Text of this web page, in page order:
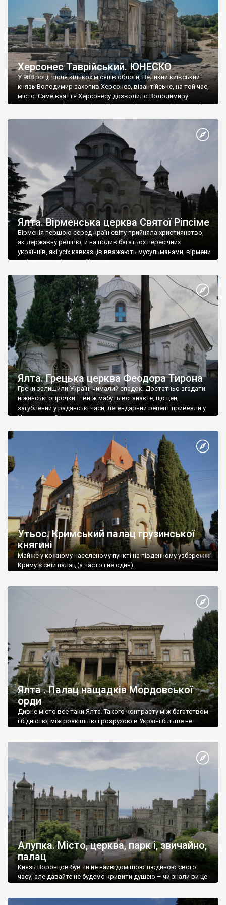
Херсонес Таврійський. ЮНЕСКО
У 988 році, після кількох місяців облоги, Великий київський
князь Володимир захопив Херсонес, візантійське, на той час,
місто. Саме взяття Херсонесу дозволило Володимиру
диктувати свої умови візантійському імператору Василю ІІ, та
Херсонесі Володимир-язичник, став Василем-християнином.
А потім було Хрещення Русі. На честь Херсонесу Таврійського
Ялта. Вірменська церква Святої Ріпсіме
Вірменія першою серед країн світу прийняла християнство,
як державну релігію, й на подив багатьох пересічних
українців, які усіх кавказців вважають мусульманами, вірмени
є відданими вірянами Христа
Ялта. Грецька церква Феодора Тирона
Греки залишили Україні чималий спадок. Достатньо згадати
ніжинські огірочки – ви ж мабуть всі знаєте, що цей,
загублений у радянські часи, легендарний рецепт привезли у
Ніжин греки?
Утьос. Кримський палац грузинської
княгині
Майже у кожному населеному пункті на південному узбережжі
Криму є свій палац (а часто і не один).
Ялта . Палац нащадків Мордовської
орди
Дивне місто все таки Ялта. Такого контрасту між багатством
і бідністю, між розкішшю і розрухою в Україні більше не
Алупка. Місто, церква, парк і, звичайно,
палац
Князь Воронцов був чи не найвідомішою людиною свого
часу, але давайте не будемо кривити душею – чи знали ви це